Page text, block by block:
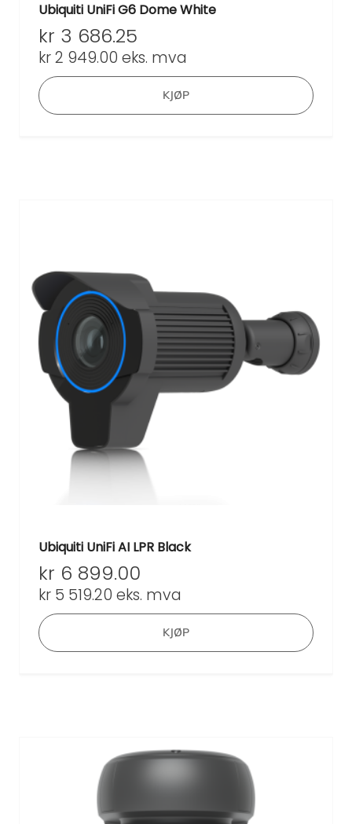
Ubiquiti UniFi G6 Dome White
kr 3 686.25
kr2 949.00 eks. mva
KJØP
Ubiquiti UniFi AI LPR Black
kr 6 899.00
kr 5 519.20 eks. mva
KJØP